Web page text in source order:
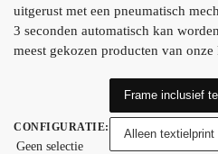
uitgerust met een pneumatisch
3 seconden automatisch kan
meest gekozen producten van onze
CONFIGURATIE:
Geen selectie
Frame inclusief
Alleen textielprint